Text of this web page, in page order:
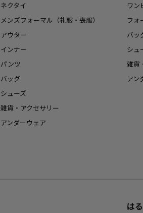
ネクタイ
メンズフォーマル（礼服・喪服）
アウター
インナー
パンツ
バッグ
シューズ
雑貨・アクセサリー
アンダーウェア
ワン
フォ
バッ
シュ
雑貨
アン
は